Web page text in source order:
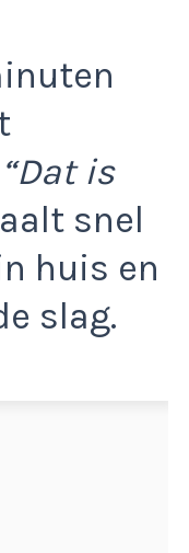
“Dat is
snel
huis en
slag.